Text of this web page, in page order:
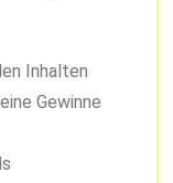
Inhalten
Gewinne